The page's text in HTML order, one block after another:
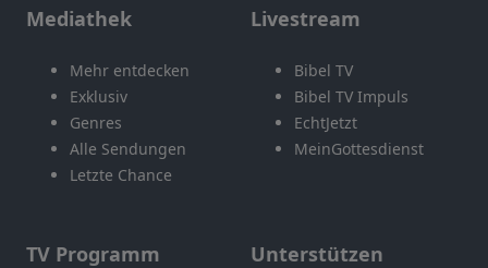
Mediathek
Mehr entdecken
Exklusiv
Genres
Alle Sendungen
Letzte Chance
Livestream
Bibel TV
Bibel TV Impuls
EchtJetzt
MeinGottesdienst
TV Programm Unterstützen